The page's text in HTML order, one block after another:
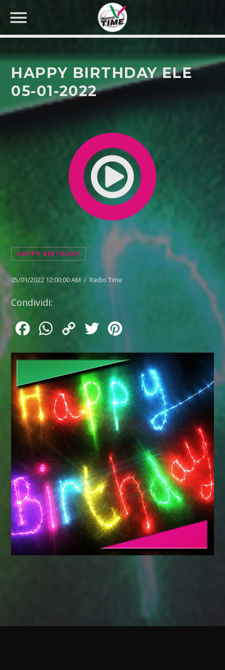
CERCA NEL SITO WEB:
HAPPY BIRTHDAY ELE
05-01-2022
HAPPY BIRTHDAY
05/01/2022 12:00:00 AM / Radio Time
Condividi:
FacebookWhatsApp
Copy
Twitter